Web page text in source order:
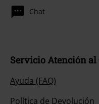
Chat
Servicio Atención al
Ayuda (FAQ)
Política de Devolución